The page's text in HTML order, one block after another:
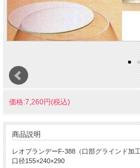
価格:7,260円(税込)
商品説明
レオブランデーF-388（口部グラインド加
口径155×240×290